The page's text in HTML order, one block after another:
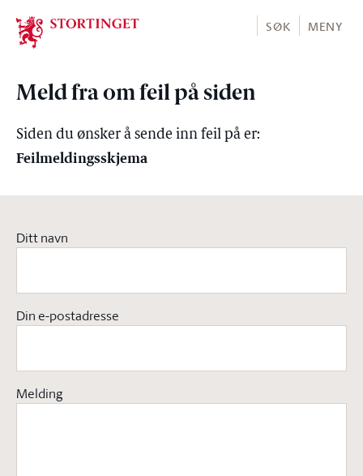
Stortinget.no
SØK MENY
Meld fra om feil på siden
Siden du ønsker å sende inn feil på er:
Feilmeldingsskjema
Ditt navn
Din e-postadresse
Melding